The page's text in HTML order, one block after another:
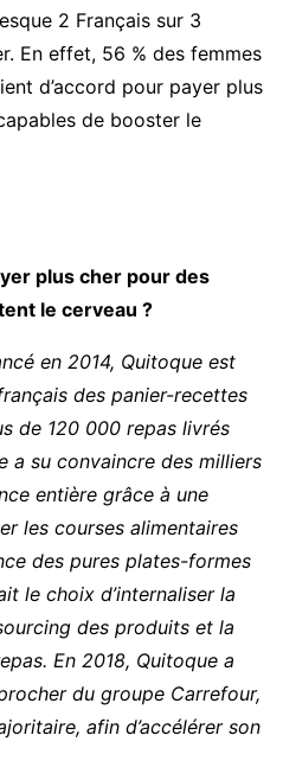
2 Français sur 3
En effet, 56 % des femmes
d’accord pour payer plus
de booster le
plus cher pour des
le cerveau ?
en 2014, Quitoque est
des panier-recettes
de 120 000 repas livrés
a su convaincre des milliers
entière grâce à une
les courses alimentaires
des pures plates-formes
le choix d’internaliser la
des produits et la
En 2018, Quitoque a
du groupe Carrefour,
afin d’accélérer son